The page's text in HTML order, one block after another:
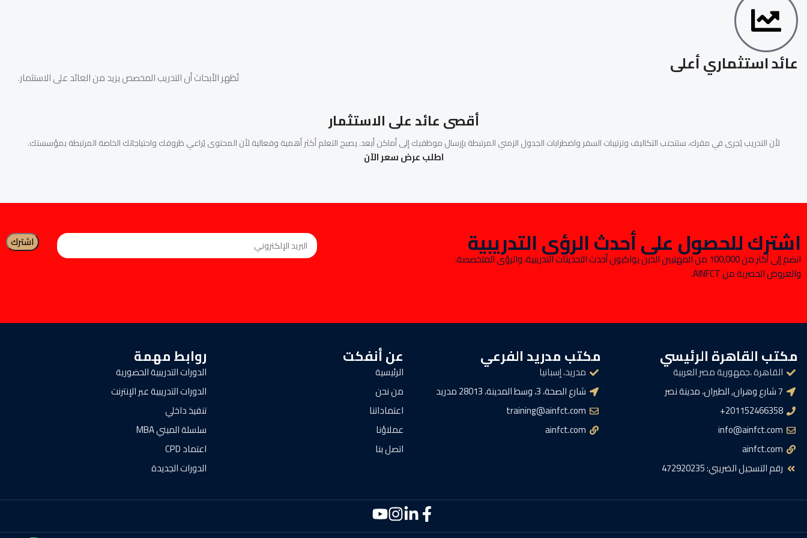
عائد استثماري أعلى
تُظهر الأبحاث أن التدريب المخصص يزيد من العائد على الاستثمار.
أقصى عائد على الاستثمار
لأن التدريب يُجرى في مقرك، ستتجنب التكاليف وترتيبات السفر واضطرابات الجدول الزمني المرتبطة بإرسال موظفيك إلى أماكن أبعد. يصبح التعلم أكثر أهمية وفعالية لأن المحتوى يُراعي ظروفك واحتياجاتك الخاصة المرتبطة بمؤسستك.
اطلب عرض سعر الآن
اشترك للحصول على أحدث الرؤى التدريبية
انضم إلى أكثر من 100,000 من المهنيين الذين يواكبون أحدث التحديثات التدريبية، والرؤى المتخصصة،
والعروض الحصرية من AINFCT.
مكتب القاهرة الرئيسي
القاهرة ،جمهورية مصر العربية
7 شارع وهران, الطيران، مدينة نصر
201152466358+
info@ainfct.com
ainfct.com
رقم التسجيل الضريبي: 472920235
مكتب مدريد الفرعي
مدريد، إسبانيا
شارع الصحة، 3، وسط المدينة، 28013 مدريد
training@ainfct.com
ainfct.com
عن أنفكت
الرئيسية
من نحن
اعتماداتنا
عملاؤنا
اتصل بنا
روابط مهمة
الدورات التدريبية الحضورية
الدورات التدريبية عبر الإنترنت
تنفيذ داخلي
سلسلة الميني MBA
اعتماد CPD
الدورات الجديدة